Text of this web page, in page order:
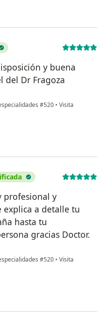
y buena
del Dr Fragoza
#520 • Visita
profesional y
a detalle tu
hasta tu
gracias Doctor.
#520 • Visita